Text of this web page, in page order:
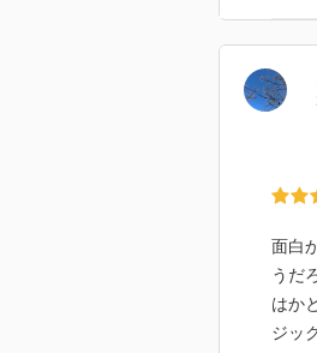
面白
うだ
はか
ジッ